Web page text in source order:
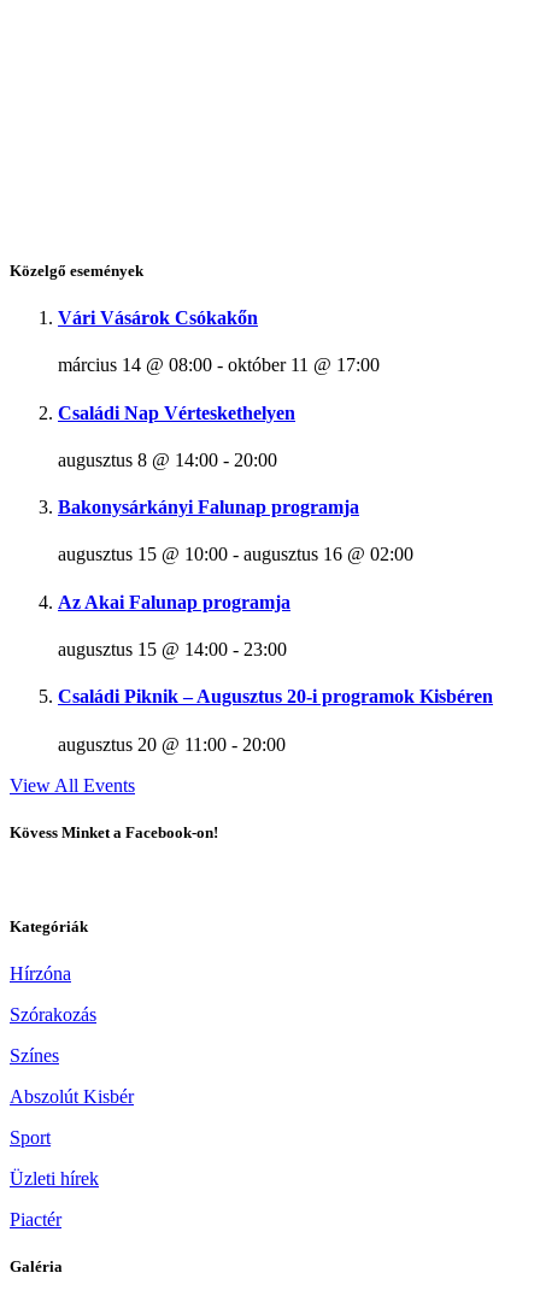
Közelgő események
Vári Vásárok Csókakőn
március 14 @ 08:00 - október 11 @ 17:00
Családi Nap Vérteskethelyen
augusztus 8 @ 14:00 - 20:00
Bakonysárkányi Falunap programja
augusztus 15 @ 10:00 - augusztus 16 @ 02:00
Az Akai Falunap programja
augusztus 15 @ 14:00 - 23:00
Családi Piknik – Augusztus 20-i programok Kisbéren
augusztus 20 @ 11:00 - 20:00
View All Events
Kövess Minket a Facebook-on!
Kategóriák
Hírzóna
Szórakozás
Színes
Abszolút Kisbér
Sport
Üzleti hírek
Piactér
Galéria